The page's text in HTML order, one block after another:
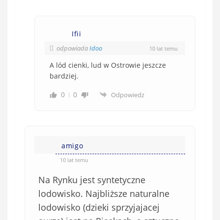
Ifii
odpowiadaIdoo 10 lat temu
A lód cienki, lud w Ostrowie jeszcze
bardziej.
0
0 Odpowiedz
amigo
10 lat temu
Na Rynku jest syntetyczne
lodowisko. Najbliższe naturalne
lodowisko (dzieki sprzyjajacej